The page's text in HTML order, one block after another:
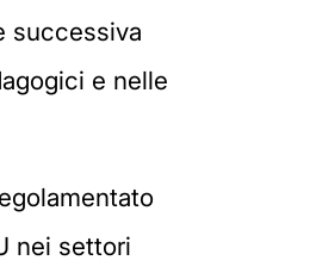
successiva
e nelle
nei settori